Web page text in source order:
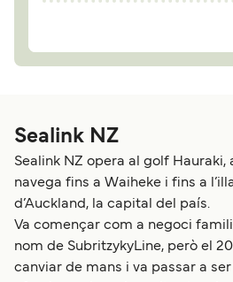
Sealink NZ
Sealink NZ opera al golf Hauraki,
navega fins a Waiheke i fins a
d’Auckland, la capital del país.
Va començar com a negoci
nom de SubritzykyLine, però el
canviar de mans i va passar a ser